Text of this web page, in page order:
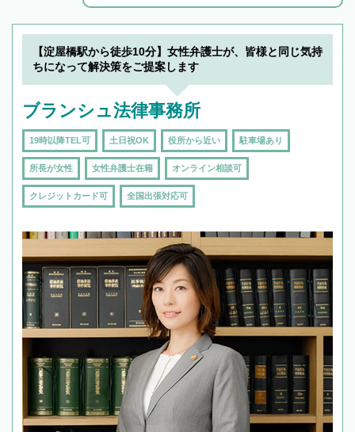
解決のみならず相続をトータルで任せることが
できます。また、相続は感情がからむ分野なの
でフィーリングも重要です。実際に電話や面談
で複数の弁護士と会話をしてウマが合う方に依
【淀屋橋駅から徒歩10分】女性弁護士が、皆様と同じ気持
ちになって解決策をご提案します
ブランシュ法律事務所
19時以降TEL可 土日祝OK 役所から近い 駐車場あり
所長が女性 女性弁護士在籍 オンライン相談可
クレジットカード可 全国出張対応可